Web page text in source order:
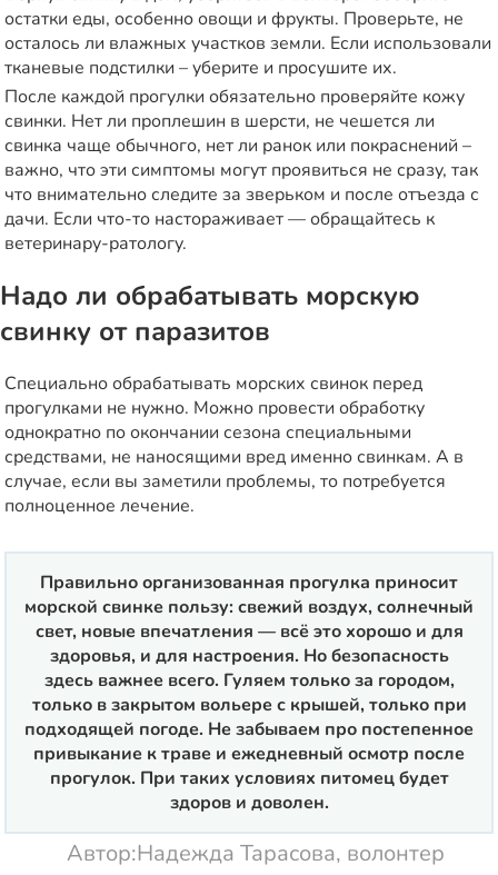
остатки еды, особенно овощи и фрукты. Проверьте, не
осталось ли влажных участков земли. Если использовали
тканевые подстилки – уберите и просушите их.
После каждой прогулки обязательно проверяйте кожу
свинки. Нет ли проплешин в шерсти, не чешется ли
свинка чаще обычного, нет ли ранок или покраснений –
важно, что эти симптомы могут проявиться не сразу, так
что внимательно следите за зверьком и после отъезда с
дачи. Если что-то настораживает — обращайтесь к
ветеринару-ратологу.
Надо ли обрабатывать морскую
свинку от паразитов
Специально обрабатывать морских свинок перед
прогулками не нужно. Можно провести обработку
однократно по окончании сезона специальными
средствами, не наносящими вред именно свинкам. А в
случае, если вы заметили проблемы, то потребуется
полноценное лечение.
Правильно организованная прогулка приносит
морской свинке пользу: свежий воздух, солнечный
свет, новые впечатления — всё это хорошо и для
здоровья, и для настроения. Но безопасность
здесь важнее всего. Гуляем только за городом,
только в закрытом вольере с крышей, только при
подходящей погоде. Не забываем про постепенное
привыкание к траве и ежедневный осмотр после
прогулок. При таких условиях питомец будет
здоров и доволен.
Автор:Надежда Тарасова, волонтер